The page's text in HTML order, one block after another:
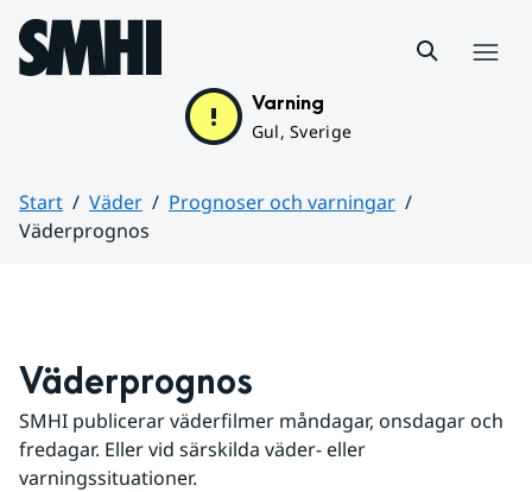
Hoppa till sidans innehåll
Varning
Gul, Sverige
Start Väder
Prognoser och varningar
Väderprognos
Väderprognos
SMHI publicerar väderfilmer måndagar, onsdagar och
fredagar. Eller vid särskilda väder- eller
varningssituationer.